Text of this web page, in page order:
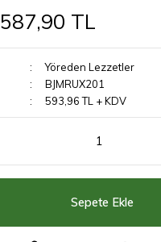
587,90 TL
Yöreden Lezzetler
BJMRUX201
593,96 TL + KDV
Sepete Ekle